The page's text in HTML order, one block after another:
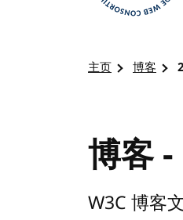
主页 博客
博客
W3C 博客